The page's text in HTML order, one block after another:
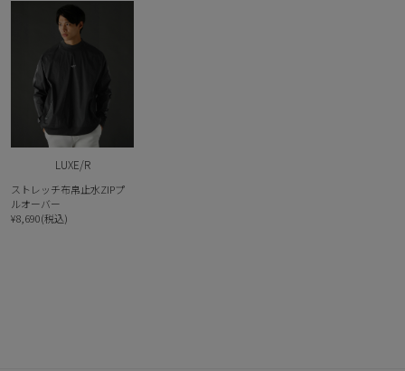
LUXE/R
ストレッチ布帛止水ZIPプ
ルオーバー
¥8,690(税込)